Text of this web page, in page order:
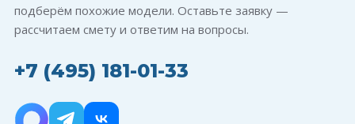
подберём похожие модели. Оставьте заявку —
рассчитаем смету и ответим на вопросы.
+7 (495) 181-01-33